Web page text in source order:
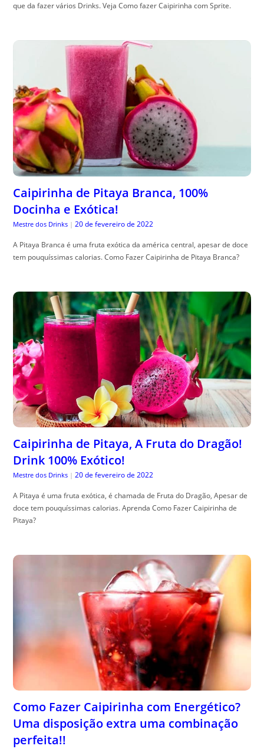
que da fazer vários Drinks. Veja Como fazer Caipirinha com Sprite.
Caipirinha de Pitaya Branca, 100%
Docinha e Exótica!
Mestre dos Drinks | 20 de fevereiro de 2022
A Pitaya Branca é uma fruta exótica da américa central, apesar de doce
tem pouquíssimas calorias. Como Fazer Caipirinha de Pitaya Branca?
Caipirinha de Pitaya, A Fruta do Dragão!
Drink 100% Exótico!
Mestre dos Drinks | 20 de fevereiro de 2022
A Pitaya é uma fruta exótica, é chamada de Fruta do Dragão, Apesar de
doce tem pouquíssimas calorias. Aprenda Como Fazer Caipirinha de
Pitaya?
Como Fazer Caipirinha com Energético?
Uma disposição extra uma combinação
perfeita!!